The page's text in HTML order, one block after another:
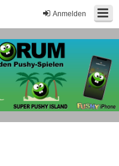
Anmelden